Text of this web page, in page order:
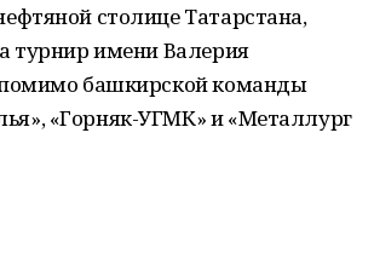
столице Татарстана,
турнир имени Валерия
помимо башкирской команды
«Горняк-УГМК» и «Металлург